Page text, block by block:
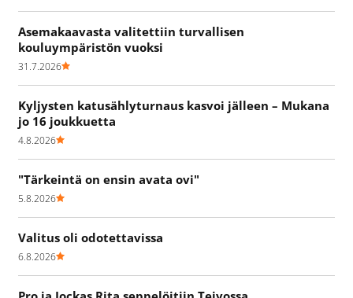
Asemakaavasta valitettiin turvallisen
kouluympäristön vuoksi
31.7.2026
Kyljysten katusählyturnaus kasvoi jälleen – Mukana
jo 16 joukkuetta
4.8.2026
"Tärkeintä on ensin avata ovi"
5.8.2026
Valitus oli odotettavissa
6.8.2026